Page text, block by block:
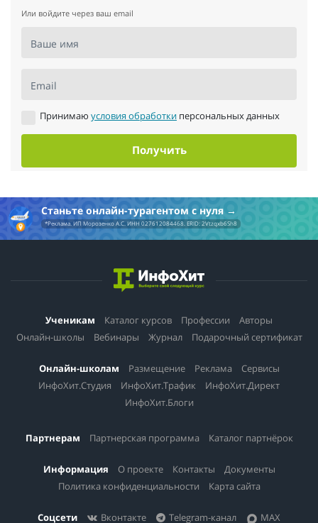
Или войдите через ваш email
Ваше имя
Email
Принимаю условия обработки персональных данных
Получить
Станьте онлайн-турагентом с нуля
*Реклама. ИП Морозенко А.С. ИНН 027612084468. ERID: 2Vtzqxb6Sh8
Ученикам Каталог курсов Профессии
Авторы
Онлайн-школы
Вебинары Журнал Подарочный сертификат
Онлайн-школам Размещение Реклама
Сервисы
ИнфоХит.Студия
ИнфоХит.Трафик
ИнфоХит.Директ
ИнфоХит.Блоги
Партнерам Партнерская программа Каталог партнёрок
Информация О проекте Контакты
Документы
Политика конфиденциальности
Карта сайта
Соцсети Вконтакте Telegram-канал MAX